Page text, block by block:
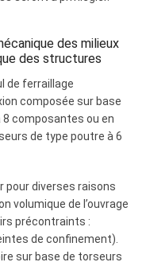
des milieux
des structures
de ferraillage
composée sur base
composantes ou en
de type poutre à 6
pour diverses raisons
volumique de l’ouvrage
précontraints :
de confinement).
sur base de torseurs